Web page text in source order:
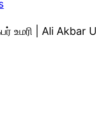
உமரி | Ali Akbar